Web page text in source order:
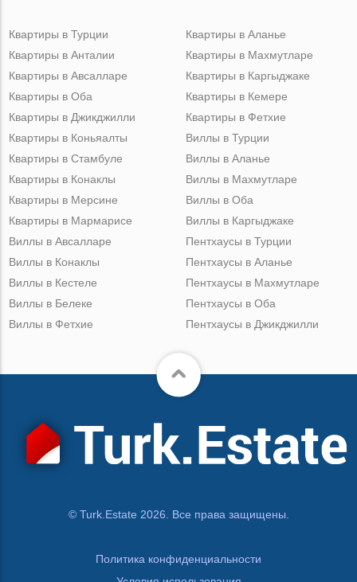
Квартиры в Турции
Квартиры в Анталии
Квартиры в Авсалларе
Квартиры в Оба
Квартиры в Джикджилли
Квартиры в Аланье
Квартиры в Махмутларе
Квартиры в Каргыджаке
Квартиры в Кемере
Квартиры в Фетхие
Квартиры в Коньяалты
Квартиры в Стамбуле
Квартиры в Конаклы
Квартиры в Мерсине
Квартиры в Мармарисе
Виллы в Турции
Виллы в Аланье
Виллы в Махмутларе
Виллы в Оба
Виллы в Каргыджаке
Виллы в Авсалларе
Виллы в Конаклы
Виллы в Кестеле
Виллы в Белеке
Виллы в Фетхие
Пентхаусы в Турции
Пентхаусы в Аланье
Пентхаусы в Махмутларе
Пентхаусы в Оба
Пентхаусы в Джикджилли
© Turk.Estate 2026. Все права защищены.
Политика конфиденциальности